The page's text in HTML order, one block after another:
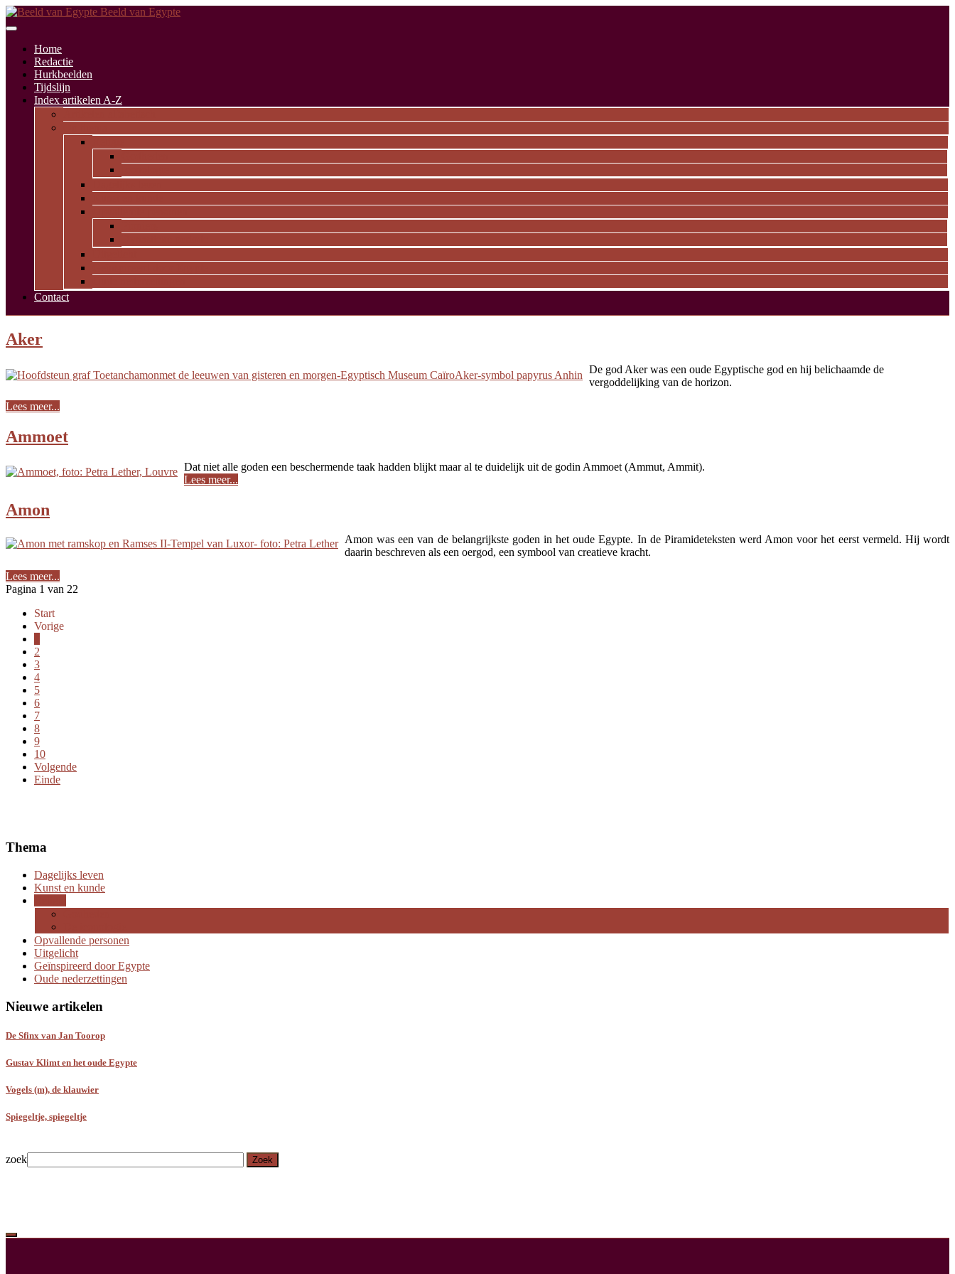
Beeld van Egypte
Home
Redactie
Hurkbeelden
Tijdslijn
Index artikelen A-Z
Contact
Aker
De god Aker was een oude Egyptische god en hij belichaamde de
vergoddelijking van de horizon.
Lees meer...
Ammoet
Dat niet alle goden een beschermende taak hadden blijkt maar al te duidelijk uit de godin Ammoet (Ammut, Ammit).
Lees meer...
Amon
Amon was een van de belangrijkste goden in het oude Egypte. In de Piramideteksten werd Amon voor het eerst vermeld. Hij wordt
daarin beschreven als een oergod, een symbool van creatieve kracht.
Lees meer...
Pagina 1 van 22
Start
Vorige
2
3
4
5
6
7
8
9
10
Volgende
Einde
Thema
Dagelijks leven
Kunst en kunde
Opvallende personen
Uitgelicht
Geïnspireerd door Egypte
Oude nederzettingen
Nieuwe artikelen
De Sfinx van Jan Toorop
Gustav Klimt en het oude Egypte
Vogels (m), de klauwier
Spiegeltje, spiegeltje
zoek Zoek